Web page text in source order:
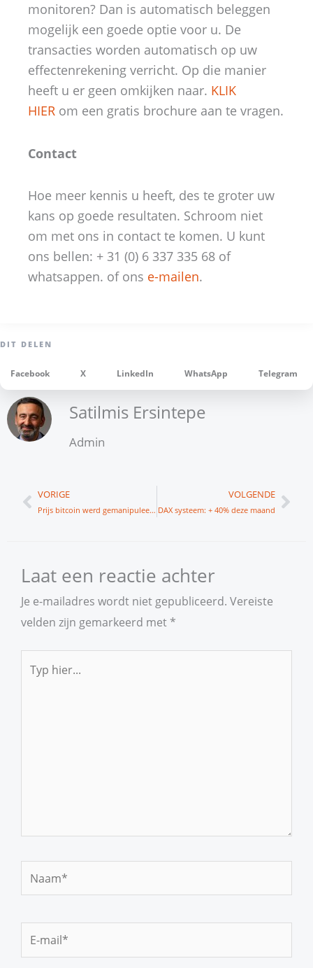
monitoren? Dan is automatisch beleggen
mogelijk een goede optie voor u. De
transacties worden automatisch op uw
effectenrekening verricht. Op die manier
heeft u er geen omkijken naar. KLIK
HIER om een gratis brochure aan te vragen.
Contact
Hoe meer kennis u heeft, des te groter uw
kans op goede resultaten. Schroom niet
om met ons in contact te komen. U kunt
ons bellen: + 31 (0) 6 337 335 68 of
whatsappen. of ons e-mailen.
Facebook X LinkedIn WhatsApp Telegram
Satilmis Ersintepe
Admin
Vorige
VORIGE
Prijs bitcoin werd gemanipuleerd
VOLGENDE
DAX systeem: + 40% deze maand
Laat een reactie achter
Je e-mailadres wordt niet gepubliceerd. Vereiste
velden zijn gemarkeerd met *
hier...
Naam*
mail*